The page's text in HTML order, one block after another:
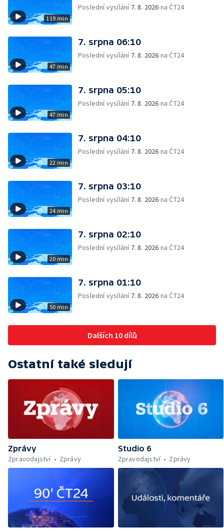
119 min
Poslední vysílání 7. 8. 2026 na ČT24
47 min
7. srpna 06:10
Poslední vysílání 7. 8. 2026 na ČT24
47 min
7. srpna 05:10
Poslední vysílání 7. 8. 2026 na ČT24
22 min
7. srpna 04:10
Poslední vysílání 7. 8. 2026 na ČT24
24 min
7. srpna 03:10
Poslední vysílání 7. 8. 2026 na ČT24
20 min
7. srpna 02:10
Poslední vysílání 7. 8. 2026 na ČT24
50 min
7. srpna 01:10
Poslední vysílání 7. 8. 2026 na ČT24
Dalších 10 dílů
Ostatní také sledují
Zprávy
Zpravodajství
Zprávy
Studio 6
Zpravodajství
Zprávy